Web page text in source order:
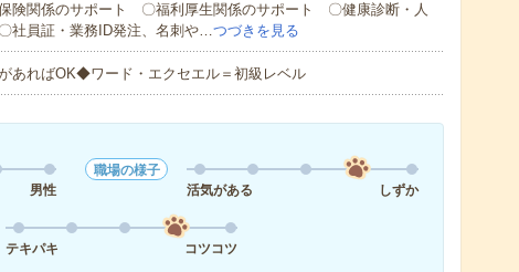
険関係のサポート 〇福利厚生関係のサポート 〇健康診断・人
社員証・業務ID発注、名刺や…つづきを見る
あればOK◆ワード・エクセエル＝初級レベル
男性
職場の様子
活気がある
しずか
テキパキ
コツコツ